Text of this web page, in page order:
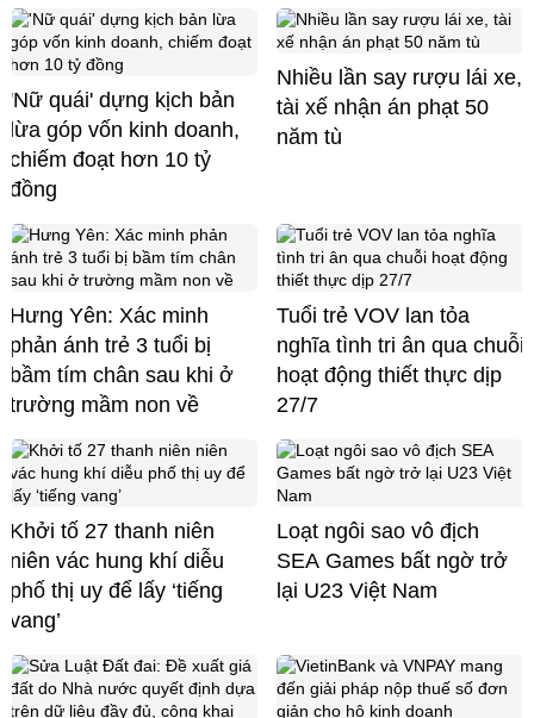
'Nữ quái' dựng kịch bản
lừa góp vốn kinh doanh,
chiếm đoạt hơn 10 tỷ
đồng
Nhiều lần say rượu lái xe,
tài xế nhận án phạt 50
năm tù
Hưng Yên: Xác minh
phản ánh trẻ 3 tuổi bị
bầm tím chân sau khi ở
trường mầm non về
Tuổi trẻ VOV lan tỏa
nghĩa tình tri ân qua chuỗi
hoạt động thiết thực dịp
27/7
Khởi tố 27 thanh niên
niên vác hung khí diễu
phố thị uy để lấy ‘tiếng
vang’
Loạt ngôi sao vô địch
SEA Games bất ngờ trở
lại U23 Việt Nam